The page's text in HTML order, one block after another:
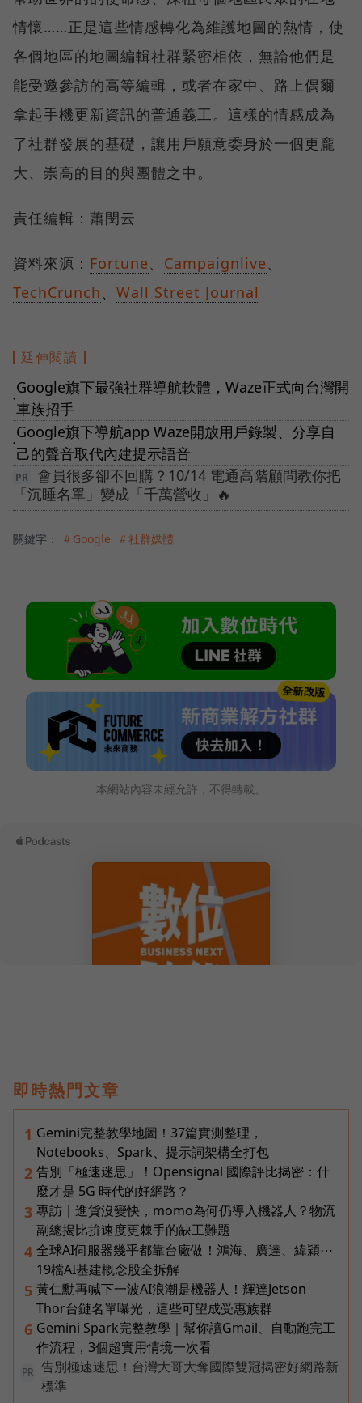
情懷……正是這些情感轉化為維護地圖的熱情，使
各個地區的地圖編輯社群緊密相依，無論他們是
能受邀參訪的高等編輯，或者在家中、路上偶爾
拿起手機更新資訊的普通義工。這樣的情感成為
了社群發展的基礎，讓用戶願意委身於一個更龐
大、崇高的目的與團體之中。
責任編輯：蕭閔云
資料來源： Fortune Campaignlive
TechCrunch
Wall Street Journal
延伸閱讀
●
Google旗下最強社群導航軟體，Waze正式向台灣開
車族招手
●
Google旗下導航app Waze開放用戶錄製、分享自
己的聲音取代內建提示語音
會員很多卻不回購？10/14 電通高階顧問教你把
「沉睡名單」變成「千萬營收」🔥
關鍵字： ＃Google ＃社群媒體
本網站內容未經允許，不得轉載。
即時熱門文章
1 Gemini完整教學地圖！37篇實測整理，
Notebooks、Spark、提示詞架構全打包
2 告別「極速迷思」！Opensignal 國際評比揭密：什
麼才是 5G 時代的好網路？
3 專訪｜進貨沒變快，momo為何仍導入機器人？物流
副總揭比拚速度更棘手的缺工難題
4 全球AI伺服器幾乎都靠台廠做！鴻海、廣達、緯穎⋯
19檔AI基建概念股全拆解
5 黃仁勳再喊下一波AI浪潮是機器人！輝達Jetson
Thor台鏈名單曝光，這些可望成受惠族群
6 Gemini Spark完整教學｜幫你讀Gmail、自動跑完工
作流程，3個超實用情境一次看
PR
告別極速迷思！台灣大哥大奪國際雙冠揭密好網路新
標準